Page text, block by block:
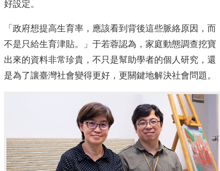
好設定。
「政府想提高生育率，應該看到背後這些脈絡原因，而
不是只給生育津貼。」于若蓉認為，家庭動態調查挖寶
出來的資料非常珍貴，不只是幫助學者的個人研究，還
是為了讓臺灣社會變得更好，更關鍵地解決社會問題。